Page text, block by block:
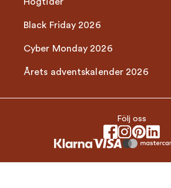
Black Friday 2026
Cyber Monday 2026
Årets adventskalender 2026
Följ oss